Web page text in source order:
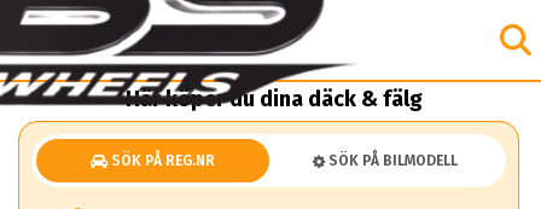
Här köper du dina däck & fälg
SÖK PÅ REG.NR SÖK PÅ BILMODELL